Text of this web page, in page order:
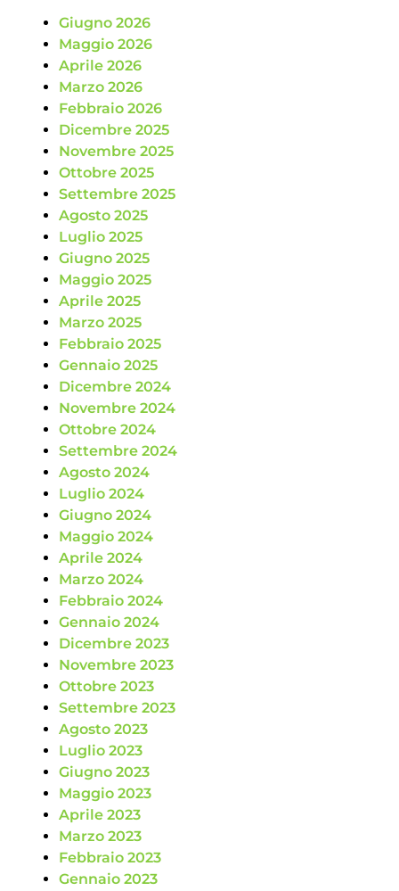
Giugno 2026
Maggio 2026
Aprile 2026
Marzo 2026
Febbraio 2026
Dicembre 2025
Novembre 2025
Ottobre 2025
Settembre 2025
Agosto 2025
Luglio 2025
Giugno 2025
Maggio 2025
Aprile 2025
Marzo 2025
Febbraio 2025
Gennaio 2025
Dicembre 2024
Novembre 2024
Ottobre 2024
Settembre 2024
Agosto 2024
Luglio 2024
Giugno 2024
Maggio 2024
Aprile 2024
Marzo 2024
Febbraio 2024
Gennaio 2024
Dicembre 2023
Novembre 2023
Ottobre 2023
Settembre 2023
Agosto 2023
Luglio 2023
Giugno 2023
Maggio 2023
Aprile 2023
Marzo 2023
Febbraio 2023
Gennaio 2023